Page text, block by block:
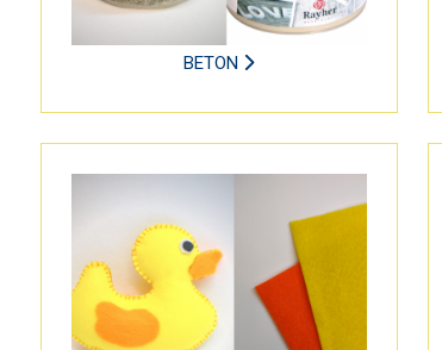
BETON